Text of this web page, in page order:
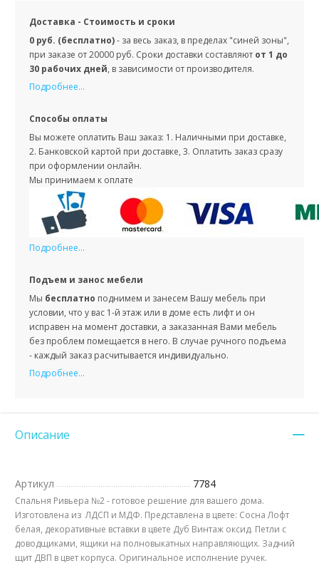
Доставка - Стоимость и сроки
0 руб. (бесплатно)- за весь заказ, в пределах "синей зоны",
при заказе от 20000 руб. Сроки доставки составляют от 1 до
30 рабочих дней, в зависимости от производителя.
Подробнее...
Способы оплаты
Вы можете оплатить Ваш заказ: 1. Наличными при доставке,
2. Банковской картой при доставке, 3. Оплатить заказ сразу
при оформлении онлайн.
Мы принимаем к оплате
Подробнее...
Подъем и занос мебели
Мы бесплатно поднимем и занесем Вашу мебель при
условии, что у вас 1-й этаж или в доме есть лифт и он
исправен на момент доставки, а заказанная Вами мебель
без проблем помещается в него. В случае ручного подъема
- каждый заказ расчитывается индивидуально.
Подробнее...
Описание
Артикул 7784
Спальня Ривьера №2 - готовое решение для вашего дома.
Изготовлена из ЛДСП и МДФ. Представлена в цвете: Сосна Лофт
белая, декоративные вставки в цвете Дуб Винтаж оксид. Петли с
доводщиками, ящики на полновыкатных направляющих. Задний
щит ДВП в цвет корпуса. Оригинальное исполнение ручек.